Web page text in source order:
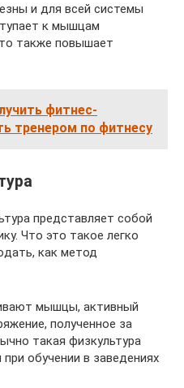
и для всей системы
к мышцам
также повышает
фитнес-
тренером по фитнесу
представляет собой
Что это такое легко
как метод
мышцы, активный
полученное за
такая физкультура
обучении в заведениях